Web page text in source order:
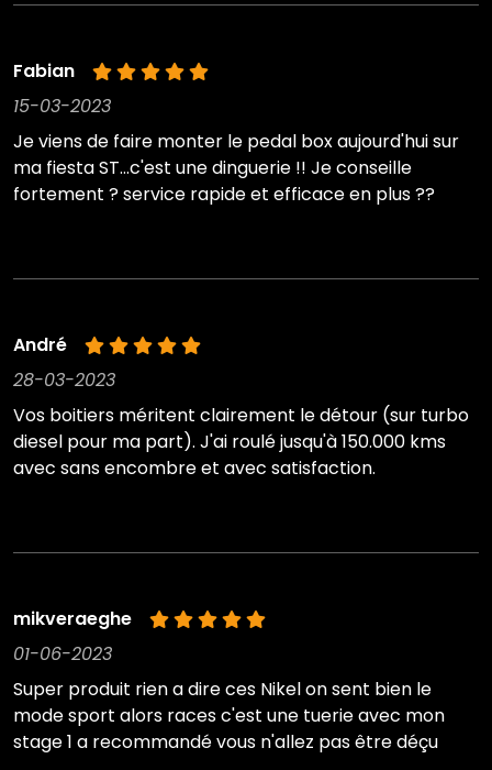
Fabian
15-03-2023
Je viens de faire monter le pedal box aujourd'hui sur
ma fiesta ST...c'est une dinguerie !! Je conseille
fortement ? service rapide et efficace en plus ??
André
28-03-2023
Vos boitiers méritent clairement le détour (sur turbo
diesel pour ma part). J'ai roulé jusqu'à 150.000 kms
avec sans encombre et avec satisfaction.
mikveraeghe
01-06-2023
Super produit rien a dire ces Nikel on sent bien le
mode sport alors races c'est une tuerie avec mon
stage 1 a recommandé vous n'allez pas être déçu